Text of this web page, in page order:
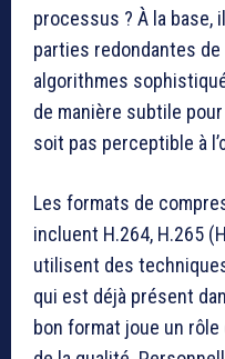
processus ? À la base,
parties redondantes de
algorithmes
de manière subtile
soit pas perceptible à
Les formats de
incluent H.264, H.265
utilisent des
qui est déjà présent
bon format joue un